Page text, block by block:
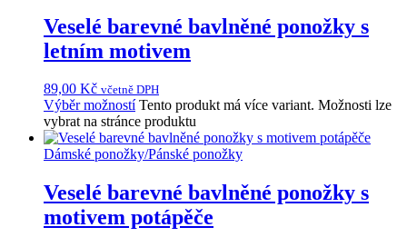
Veselé barevné bavlněné ponožky s
letním motivem
89,00 Kč včetně DPH
Výběr možností Tento produkt má více variant. Možnosti lze
vybrat na stránce produktu
Dámské ponožky/Pánské ponožky
Veselé barevné bavlněné ponožky s
motivem potápěče